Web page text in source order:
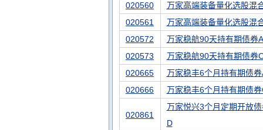
020560
万家高端装备量化选股混
020561
万家高端装备量化选股混
020572
万家稳航90天持有期债券A
020573
万家稳航90天持有期债券
020665
万家稳丰6个月持有期债券
020666
万家稳丰6个月持有期债券
020861
万家悦兴3个月定期开放
D